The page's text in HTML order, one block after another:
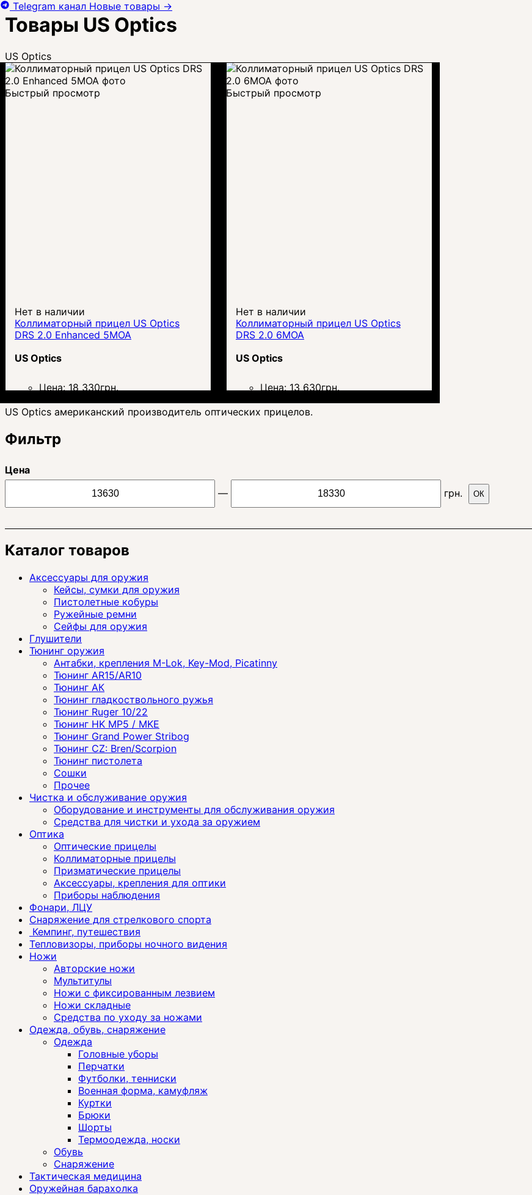
Товары US Optics
US Optics
Быстрый просмотр
Нет в наличии
Коллиматорный прицел US Optics
DRS 2.0 Enhanced 5MOA
US Optics
Цена: 18 330грн.
Быстрый просмотр
Нет в наличии
Коллиматорный прицел US Optics
DRS 2.0 6MOA
US Optics
Цена: 13 630грн.
US Optics американский производитель оптических прицелов.
Фильтр
Цена
—
грн. ОК
Каталог товаров
Аксессуары для оружия
Кейсы, сумки для оружия
Пистолетные кобуры
Ружейные ремни
Сейфы для оружия
Глушители
Тюнинг оружия
Антабки, крепления M-Lok, Key-Mod, Picatinny
Тюнинг AR15/AR10
Тюнинг АК
Тюнинг гладкоствольного ружья
Тюнинг Ruger 10/22
Тюнинг HK MP5 / MKE
Тюнинг Grand Power Stribog
Тюнинг CZ: Bren/Scorpion
Тюнинг пистолета
Сошки
Прочее
Чистка и обслуживание оружия
Оборудование и инструменты для обслуживания оружия
Средства для чистки и ухода за оружием
Оптика
Оптические прицелы
Коллиматорные прицелы
Призматические прицелы
Аксессуары, крепления для оптики
Приборы наблюдения
Фонари, ЛЦУ
Снаряжение для стрелкового спорта
Кемпинг, путешествия
Тепловизоры, приборы ночного видения
Ножи
Авторские ножи
Мультитулы
Ножи с фиксированным лезвием
Ножи складные
Средства по уходу за ножами
Одежда, обувь, снаряжение
Одежда
Головные уборы
Перчатки
Футболки, тенниски
Военная форма, камуфляж
Куртки
Брюки
Шорты
Термоодежда, носки
Обувь
Снаряжение
Тактическая медицина
Оружейная барахолка
Telegram канал Новые товары →